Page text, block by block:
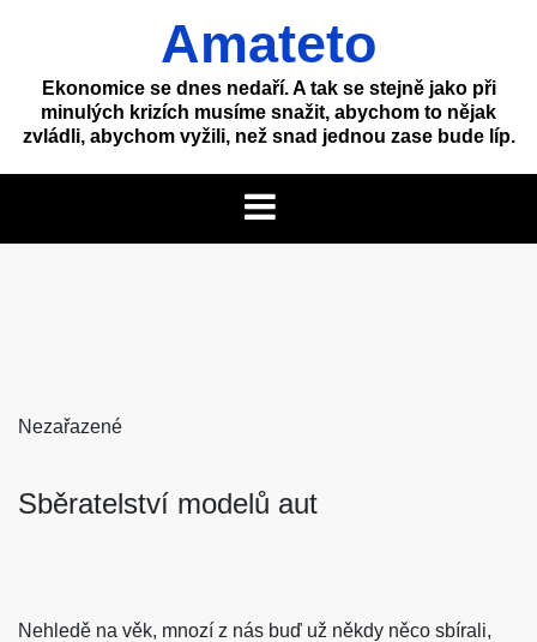
Amateto
Ekonomice se dnes nedaří. A tak se stejně jako při
minulých krizích musíme snažit, abychom to nějak
zvládli, abychom vyžili, než snad jednou zase bude líp.
Nezařazené
Sběratelství modelů aut
Nehledě na věk, mnozí z nás buď už někdy něco sbírali,